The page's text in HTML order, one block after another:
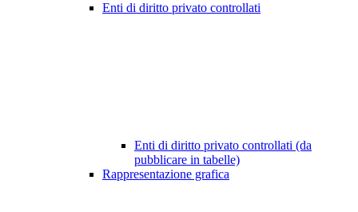
Enti di diritto privato controllati
Enti di diritto privato controllati (da
pubblicare in tabelle)
Rappresentazione grafica